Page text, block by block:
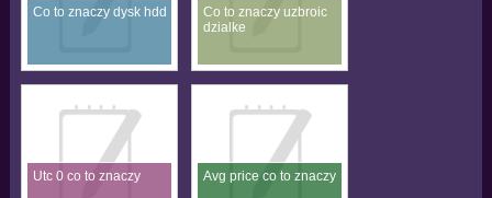
Co to znaczy dysk hdd
Co to znaczy uzbroic
dzialke
Utc 0 co to znaczy Avg price co to znaczy